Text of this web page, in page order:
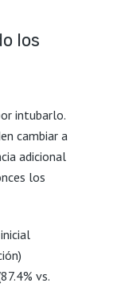
los
intubarlo.
cambiar a
adicional
los
vs.